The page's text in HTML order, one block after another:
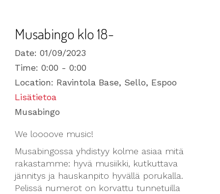
Musabingo klo 18-
Date: 01/09/2023
Time: 0:00 - 0:00
Location: Ravintola Base, Sello, Espoo
Lisätietoa
Musabingo
We loooove music!
Musabingossa yhdistyy kolme asiaa mitä
rakastamme: hyvä musiikki, kutkuttava
jännitys ja hauskanpito hyvällä porukalla.
Pelissä numerot on korvattu tunnetuilla